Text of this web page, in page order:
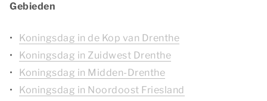
Gebieden
Koningsdag in de Kop van Drenthe
Koningsdag in Zuidwest Drenthe
Koningsdag in Midden-Drenthe
Koningsdag in Noordoost Friesland